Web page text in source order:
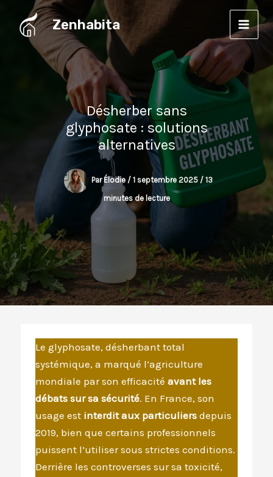
contenu
Zenhabita
Désherber sans
glyphosate : solutions
alternatives
ParÉlodie / 1 septembre 2025 / 13
minutes de lecture
Le glyphosate, désherbant total
systémique, a marqué l’agriculture
mondiale par son efficacité avant les
débats sur sa sécurité. En France, son
usage est interdit aux particuliers depuis
2019, bien que certains professionnels
puissent l’utiliser sous strictes conditions.
Derrière les controverses sur sa toxicité,